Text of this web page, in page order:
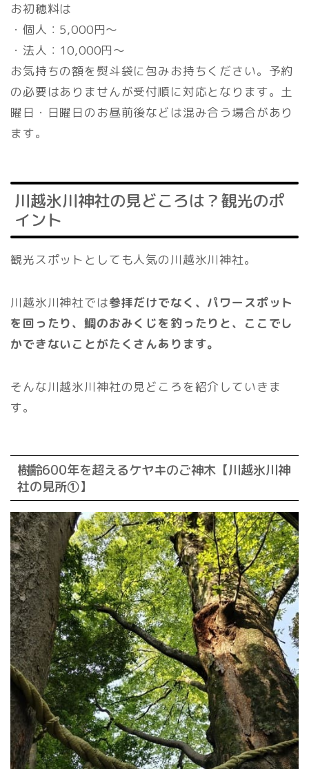
お初穂料は
・個人：5,000円～
・法人：10,000円～
お気持ちの額を熨斗袋に包みお持ちください。予約
の必要はありませんが受付順に対応となります。土
曜日・日曜日のお昼前後などは混み合う場合があり
ます。
川越氷川神社の見どころは？観光のポ
イント
観光スポットとしても人気の川越氷川神社。
川越氷川神社では参拝だけでなく、パワースポット
を回ったり、鯛のおみくじを釣ったりと、ここでし
かできないことがたくさんあります。
そんな川越氷川神社の見どころを紹介していきま
す。
樹齢600年を超えるケヤキのご神木【川越氷川神
社の見所①】